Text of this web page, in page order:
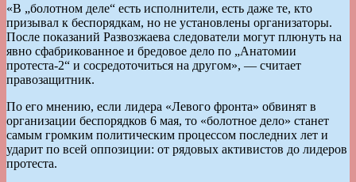
«В „болотном деле“ есть исполнители, есть даже те, кто
призывал к беспорядкам, но не установлены организаторы.
После показаний Развозжаева следователи могут плюнуть на
явно сфабрикованное и бредовое дело по „Анатомии
протеста-2“ и сосредоточиться на другом», — считает
правозащитник.
По его мнению, если лидера «Левого фронта» обвинят в
организации беспорядков 6 мая, то «болотное дело» станет
самым громким политическим процессом последних лет и
ударит по всей оппозиции: от рядовых активистов до лидеров
протеста.